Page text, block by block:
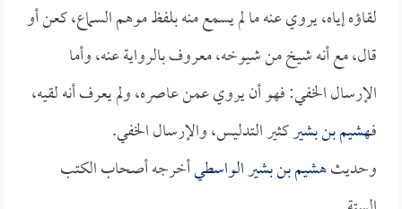
لقاؤه إياه، يروي عنه ما لم يسمع منه بلفظ موهم السماع، كعن أو
قال، مع أنه شيخ من شيوخه، معروف بالرواية عنه، وأما
الإرسال الخفي: فهو أن يروي عمن عاصره، ولم يعرف أنه لقيه،
فـهشيم بن بشيركثير التدليس، والإرسال الخفي.
وحديثهشيم بن بشير الواسطيأخرجه أصحاب الكتب